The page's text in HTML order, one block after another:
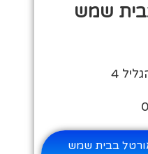
שמש
4
בבית שמש